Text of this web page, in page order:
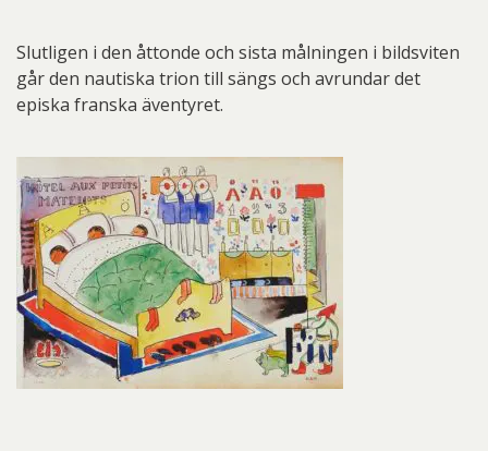
Slutligen i den åttonde och sista målningen i bildsviten
går den nautiska trion till sängs och avrundar det
episka franska äventyret.